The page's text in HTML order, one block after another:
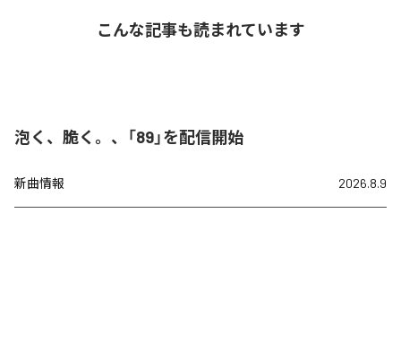
こんな記事も読まれています
泡く、脆く。、「89」を配信開始
新曲情報 2026.8.9